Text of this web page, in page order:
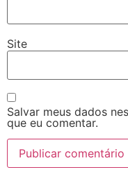
Site
Salvar meus dados
que eu comentar.